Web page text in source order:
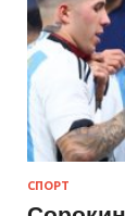
СПОРТ